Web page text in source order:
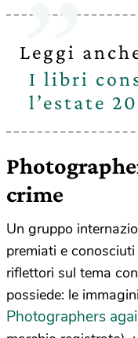
Leggi
I libri
l’estate
crime
Un gruppo
premiati e
riflettori sul tema
possiede: le
Photographers